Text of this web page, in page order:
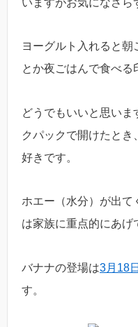
いますがお気になさら
ヨーグルト入れると
とか夜ごはんで食べる
どうでもいいと思いま
クパックで開けたと
好きです。
ホエー（水分）が出て
は家族に重点的にあげ
バナナの登場は3月18
す。